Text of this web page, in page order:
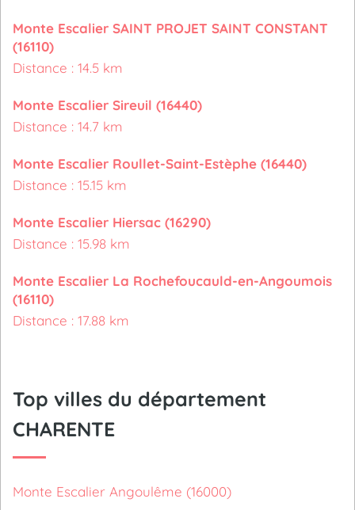
Monte Escalier SAINT PROJET SAINT CONSTANT
(16110)
Distance : 14.5 km
Monte Escalier Sireuil (16440)
Distance : 14.7 km
Monte Escalier Roullet-Saint-Estèphe (16440)
Distance : 15.15 km
Monte Escalier Hiersac (16290)
Distance : 15.98 km
Monte Escalier La Rochefoucauld-en-Angoumois
(16110)
Distance : 17.88 km
Top villes du département
CHARENTE
Monte Escalier Angoulême (16000)